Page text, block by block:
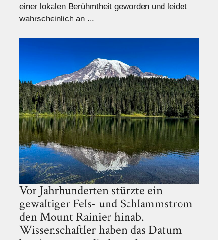
einer lokalen Berühmtheit geworden und leidet
wahrscheinlich an ...
Vor Jahrhunderten stürzte ein
gewaltiger Fels- und Schlammstrom
den Mount Rainier hinab.
Wissenschaftler haben das Datum